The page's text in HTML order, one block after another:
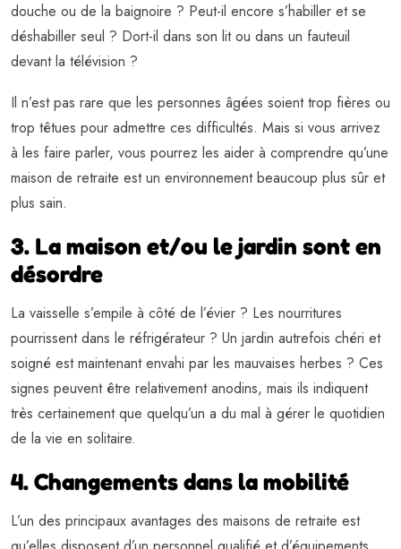
douche ou de la baignoire ? Peut-il encore s’habiller et se
déshabiller seul ? Dort-il dans son lit ou dans un fauteuil
devant la télévision ?
Il n’est pas rare que les personnes âgées soient trop fières ou
trop têtues pour admettre ces difficultés. Mais si vous arrivez
à les faire parler, vous pourrez les aider à comprendre qu’une
maison de retraite est un environnement beaucoup plus sûr et
plus sain.
3. La maison et/ou le jardin sont en
désordre
La vaisselle s’empile à côté de l’évier ? Les nourritures
pourrissent dans le réfrigérateur ? Un jardin autrefois chéri et
soigné est maintenant envahi par les mauvaises herbes ? Ces
signes peuvent être relativement anodins, mais ils indiquent
très certainement que quelqu’un a du mal à gérer le quotidien
de la vie en solitaire.
4. Changements dans la mobilité
L’un des principaux avantages des maisons de retraite est